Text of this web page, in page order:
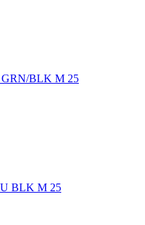
GRN/BLK M 25
U BLK M 25